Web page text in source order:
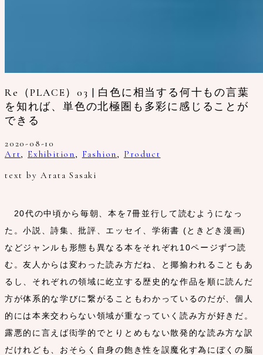
Re（PLACE）03 | 白色に相当する何十もの言葉
を知れば、単色の北極圏も多彩に感じることが
できる
2020-08-10
Art, Exhibition, Fashion, Product
text by Arata Sasaki
20代の中頃から毎朝、本を7冊並行して読むようになっ
た。小説、詩集、批評、エッセイ、学術書 (ときどき漫画)
などジャンルも形態も異なる本をそれぞれ10ページずつ読
む。友人からは変わった読み方だね、と揶揄われることもあ
るし、それぞれの領域に屹立する歴史的な作品を順に読んだ
方が体系的な学びに繋がることもわかっているのだが、個人
的には本来交わらない領域が重なっていく読み方が好きだ。
露悪的に言えば衒学的でとりとめもない散発的な読み方な訳
だけれども、おそらく自身の飽き性を誤魔化す為にぼくの脳